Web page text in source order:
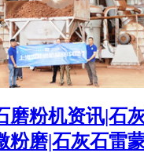
磨粉机资讯|石
粉磨|石灰石雷